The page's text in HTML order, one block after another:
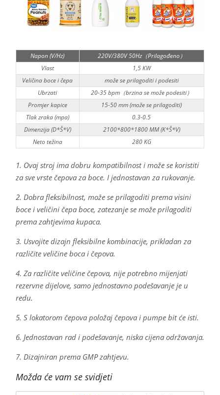
Napon (V/Hz)
220V/380V 50Hz（Prilagođeno）
Vlast
1,5 KW
Veličina boce i čepa
može se prilagoditi i podesiti
Ubrzati
20-35 bpm（brzina se može podesiti）
Promjer kapice
15-50 mm (može se prilagoditi)
Tlak zraka (mpa)
0.3-0.5
Dimenzija (D*Š*V)
2100*800*1800 MM (K*Š*V)
Neto težina
280 KG
1. Ovaj stroj ima dobru kompatibilnost i može se koristiti
za sve vrste čepova za boce. I jednostavan za rukovanje.
2. Dobra fleksibilnost, može se prilagoditi prema visini
boce i veličini čepa boce, zatezanje se može prilagoditi
prema zahtjevima kupaca.
3. Usvojite dizajn fleksibilne kombinacije, prikladan za
različite veličine boca i čepova.
4. Za različite veličine čepova, nije potrebno mijenjati
rezervne dijelove, samo jednostavno podešavanje je u
redu.
5. S lokatorom čepova položaj čepova i pumpe bit će isti.
6. Jednostavan rad i podešavanje, niska cijena održavanja.
7. Dizajniran prema GMP zahtjevu.
Možda će vam se svidjeti